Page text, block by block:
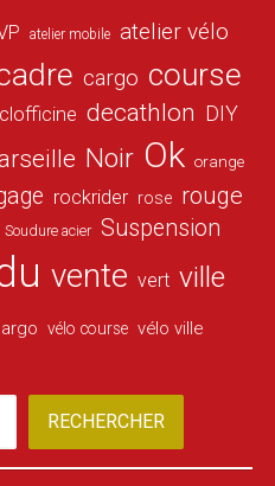
atelier mobile atelier vélo
cargo course
decathlon DIY
Noir Ok orange
rockrider rose rouge
Soudure acier Suspension
vente vert ville
vélo course vélo ville
RECHERCHER